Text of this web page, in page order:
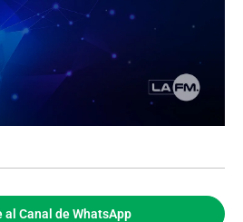
al Canal de WhatsApp